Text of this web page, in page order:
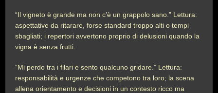
“Il vigneto è grande ma non c’è un grappolo sano.” Lettura:
aspettative da ritarare, forse standard troppo alti o tempi
sbagliati; i repertori avvertono proprio di delusioni quando la
vigna è senza frutti.
“Mi perdo tra i filari e sento qualcuno gridare.” Lettura:
responsabilità e urgenze che competono tra loro; la scena
allena orientamento e decisioni in un contesto ricco ma